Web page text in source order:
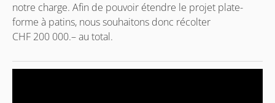
notre charge. Afin de pouvoir étendre le projet plate-
forme à patins, nous souhaitons donc récolter
CHF 200 000.– au total.